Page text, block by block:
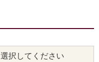
選択してください